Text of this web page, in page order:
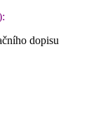
dopisu